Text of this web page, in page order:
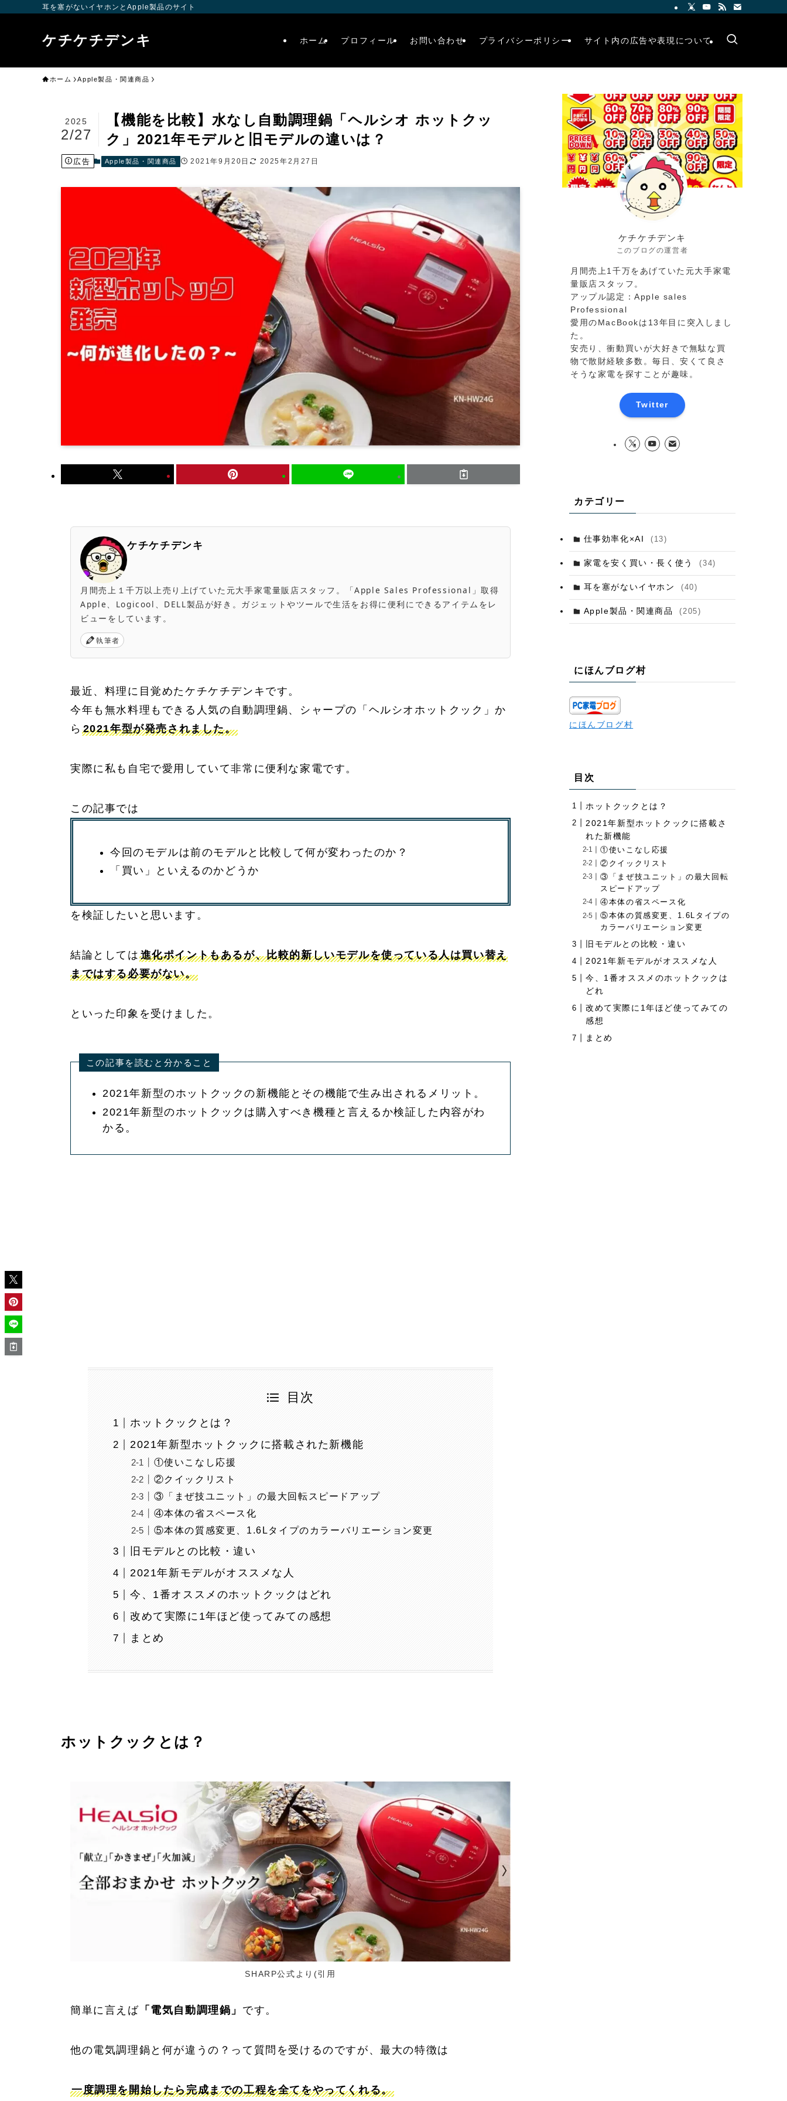
耳を塞がないイヤホンとApple製品のサイト
ケチケチデンキ ホーム プロフィール お問い合わせ プライバシーポリシー サイト内の広告や表現について
ホーム Apple製品・関連商品
【機能を比較】水なし自動調理鍋「ヘルシオ ホットクッ
ク」2021年モデルと旧モデルの違いは？
2025
2/27
広告 Apple製品・関連商品 2021年9月20日 2025年2月27日
ケチケチデンキ
月間売上１千万以上売り上げていた元大手家電量販店スタッフ。「Apple Sales Professional」取得
Apple、Logicool、DELL製品が好き。ガジェットやツールで生活をお得に便利にできるアイテムをレ
ビューをしています。
執筆者
最近、料理に目覚めたケチケチデンキです。
今年も無水料理もできる人気の自動調理鍋、シャープの「ヘルシオホットクック」か
ら 2021年型が発売されました。
実際に私も自宅で愛用していて非常に便利な家電です。
この記事では
今回のモデルは前のモデルと比較して何が変わったのか？
「買い」といえるのかどうか
を検証したいと思います。
結論としては 進化ポイントもあるが、比較的新しいモデルを使っている人は買い替え
まではする必要がない。
といった印象を受けました。
この記事を読むと分かること
2021年新型のホットクックの新機能とその機能で生み出されるメリット。
2021年新型のホットクックは購入すべき機種と言えるか検証した内容がわ
かる。
目次
ホットクックとは？
2021年新型ホットクックに搭載された新機能
①使いこなし応援
②クイックリスト
③「まぜ技ユニット」の最大回転スピードアップ
④本体の省スペース化
⑤本体の質感変更、1.6Lタイプのカラーバリエーション変更
旧モデルとの比較・違い
2021年新モデルがオススメな人
今、1番オススメのホットクックはどれ
改めて実際に1年ほど使ってみての感想
まとめ
ホットクックとは？
SHARP公式より(引用
簡単に言えば 「電気自動調理鍋」 です。
他の電気調理鍋と何が違うの？って質問を受けるのですが、最大の特徴は
一度調理を開始したら完成までの工程を全てをやってくれる。
ケチケチデンキ
このブログの運営者
月間売上1千万をあげていた元大手家電
量販店スタッフ。
アップル認定：Apple sales
Professional
愛用のMacBookは13年目に突入しまし
た。
安売り、衝動買いが大好きで無駄な買
物で散財経験多数。毎日、安くて良さ
そうな家電を探すことが趣味。
Twitter
カテゴリー
仕事効率化×AI (13)
家電を安く買い・長く使う (34)
耳を塞がないイヤホン (40)
Apple製品・関連商品 (205)
にほんブログ村
にほんブログ村
目次
ホットクックとは？
2021年新型ホットクックに搭載さ
れた新機能
①使いこなし応援
②クイックリスト
③「まぜ技ユニット」の最大回転
スピードアップ
④本体の省スペース化
⑤本体の質感変更、1.6Lタイプの
カラーバリエーション変更
旧モデルとの比較・違い
2021年新モデルがオススメな人
今、1番オススメのホットクックは
どれ
改めて実際に1年ほど使ってみての
感想
まとめ